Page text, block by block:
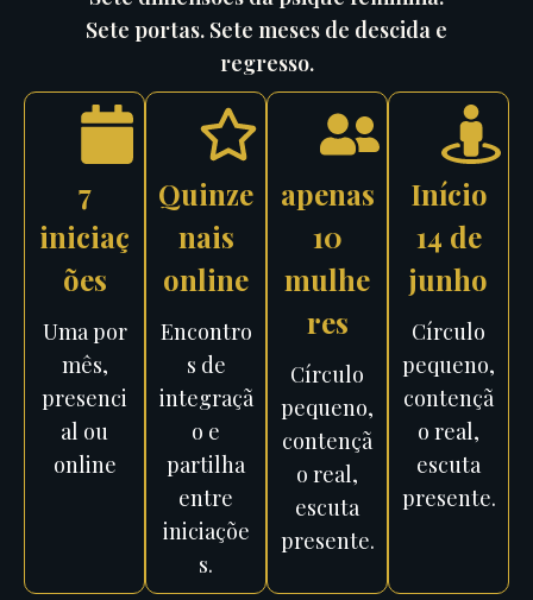
Sete portas. Sete meses de descida e
regresso.
7
iniciaç
ões
Uma por
mês,
presenci
al ou
online
Quinze
nais
online
Encontro
s de
integraçã
o e
partilha
entre
iniciaçõe
s.
apenas
10
mulhe
res
Círculo
pequeno,
contençã
o real,
escuta
presente.
Início
14 de
junho
Círculo
pequeno,
contençã
o real,
escuta
presente.